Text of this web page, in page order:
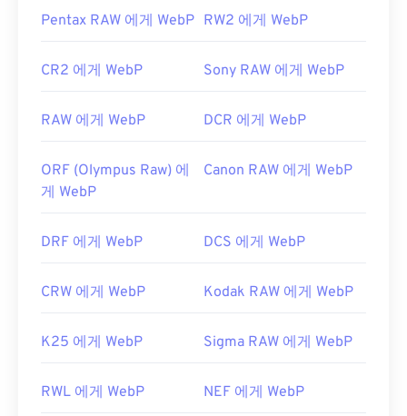
Pentax RAW 에게 WebP RW2 에게 WebP
CR2 에게 WebP Sony RAW 에게 WebP
RAW 에게 WebP DCR 에게 WebP
ORF (Olympus Raw) 에
게 WebP
Canon RAW 에게 WebP
DRF 에게 WebP DCS 에게 WebP
CRW 에게 WebP Kodak RAW 에게 WebP
K25 에게 WebP Sigma RAW 에게 WebP
RWL 에게 WebP NEF 에게 WebP